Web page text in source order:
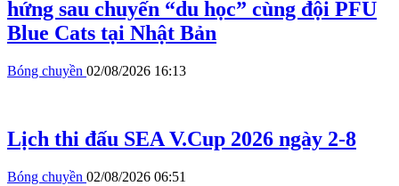
hứng sau chuyến “du học” cùng đội PFU
Blue Cats tại Nhật Bản
Bóng chuyền 02/08/2026 16:13
Lịch thi đấu SEA V.Cup 2026 ngày 2-8
Bóng chuyền 02/08/2026 06:51